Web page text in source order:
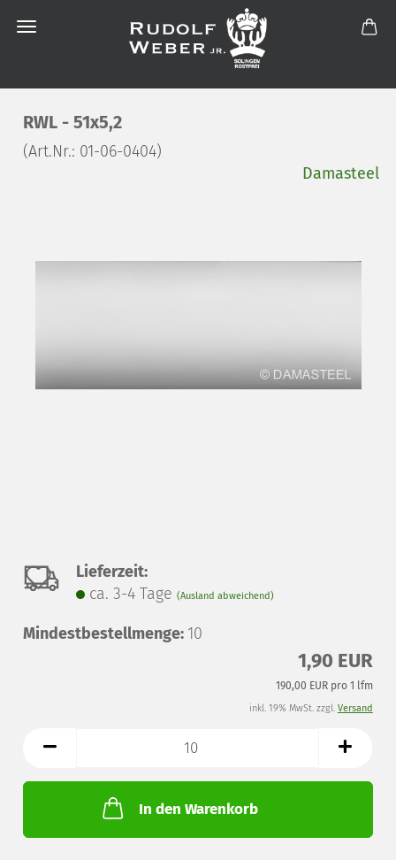
RWL - 51x5,2
(Art.Nr.: 01-06-0404)
Damasteel
Auf
den
Merkzettel
Lieferzeit:
ca. 3-4 Tage(Ausland abweichend)
Mindestbestellmenge: 10
1,90 EUR
190,00 EUR pro 1 lfm
inkl. 19% MwSt. zzgl. Versand
In den Warenkorb